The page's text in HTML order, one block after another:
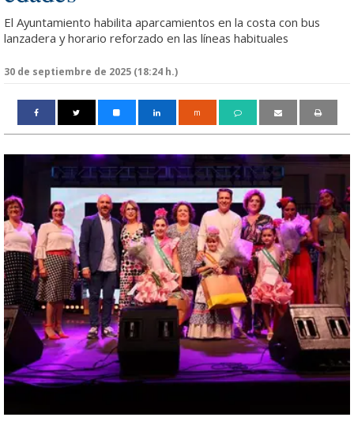
El Ayuntamiento habilita aparcamientos en la costa con bus
lanzadera y horario reforzado en las líneas habituales
30 de septiembre de 2025 (18:24 h.)
m